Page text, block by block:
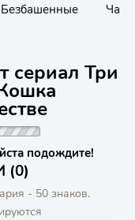
Безбашенные
сериал Три
подождите!
(0)
- 50 знаков.